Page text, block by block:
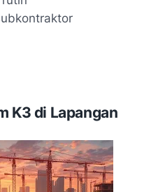
K3 di Lapangan